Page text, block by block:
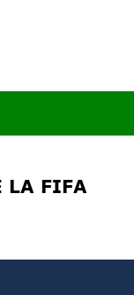
LA FIFA